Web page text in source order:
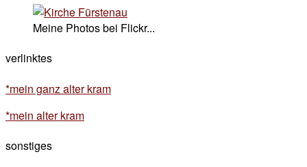
Meine Photos bei Flickr...
verlinktes
*mein ganz alter kram
*mein alter kram
sonstiges